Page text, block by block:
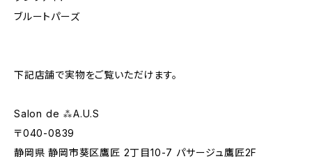
ブルートパーズ
下記店舗で実物をご覧いただけます。
Salon de ⁂A.U.S
〒040-0839
静岡県 静岡市葵区鷹匠 2丁目10-7 パサージュ鷹匠2F